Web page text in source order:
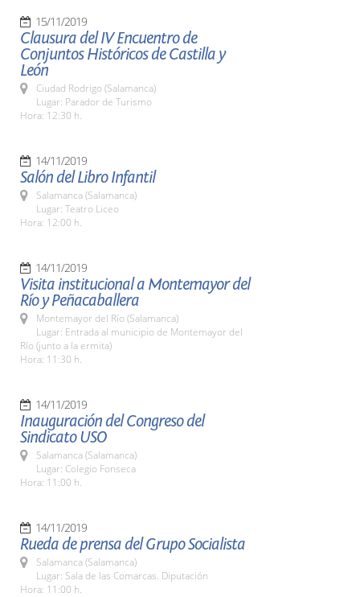
15/11/2019
Clausura del IV Encuentro de
Conjuntos Históricos de Castilla y
León
Ciudad Rodrigo (Salamanca)
Lugar: Parador de Turismo
Hora: 12:30 h.
14/11/2019
Salón del Libro Infantil
Salamanca (Salamanca)
Lugar: Teatro Liceo
Hora: 12:00 h.
14/11/2019
Visita institucional a Montemayor del
Río y Peñacaballera
Montemayor del Río (Salamanca)
Lugar: Entrada al municipio de Montemayor del
Río (junto a la ermita)
Hora: 11:30 h.
14/11/2019
Inauguración del Congreso del
Sindicato USO
Salamanca (Salamanca)
Lugar: Colegio Fonseca
Hora: 11:00 h.
14/11/2019
Rueda de prensa del Grupo Socialista
Salamanca (Salamanca)
Lugar: Sala de las Comarcas. Diputación
Hora: 11:00 h.